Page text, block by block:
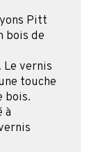
Pitt
bois de
Le vernis
touche
bois.
à